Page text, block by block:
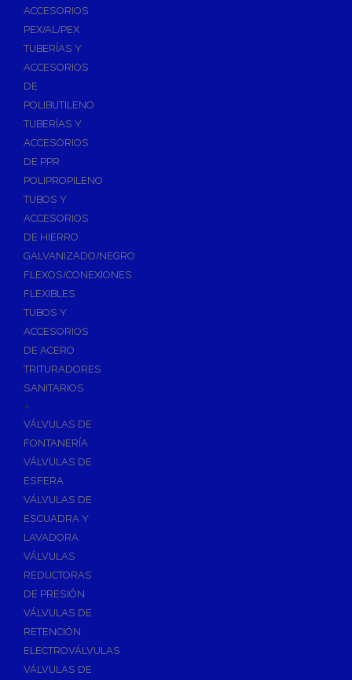
ACCESORIOS
PEX/AL/PEX
TUBERÍAS Y
ACCESORIOS
DE
POLIBUTILENO
TUBERÍAS Y
ACCESORIOS
DE PPR
POLIPROPILENO
TUBOS Y
ACCESORIOS
DE HIERRO
GALVANIZADO/NEGRO
FLEXOS/CONEXIONES
FLEXIBLES
TUBOS Y
ACCESORIOS
DE ACERO
TRITURADORES
SANITARIOS
+
VÁLVULAS DE
FONTANERÍA
VÁLVULAS DE
ESFERA
VÁLVULAS DE
ESCUADRA Y
LAVADORA
VÁLVULAS
REDUCTORAS
DE PRESIÓN
VÁLVULAS DE
RETENCIÓN
ELECTROVÁLVULAS
VÁLVULAS DE